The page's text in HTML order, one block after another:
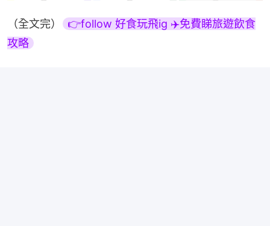
（全文完）
👉follow 好食玩飛ig ✈️免費睇旅遊飲食
攻略